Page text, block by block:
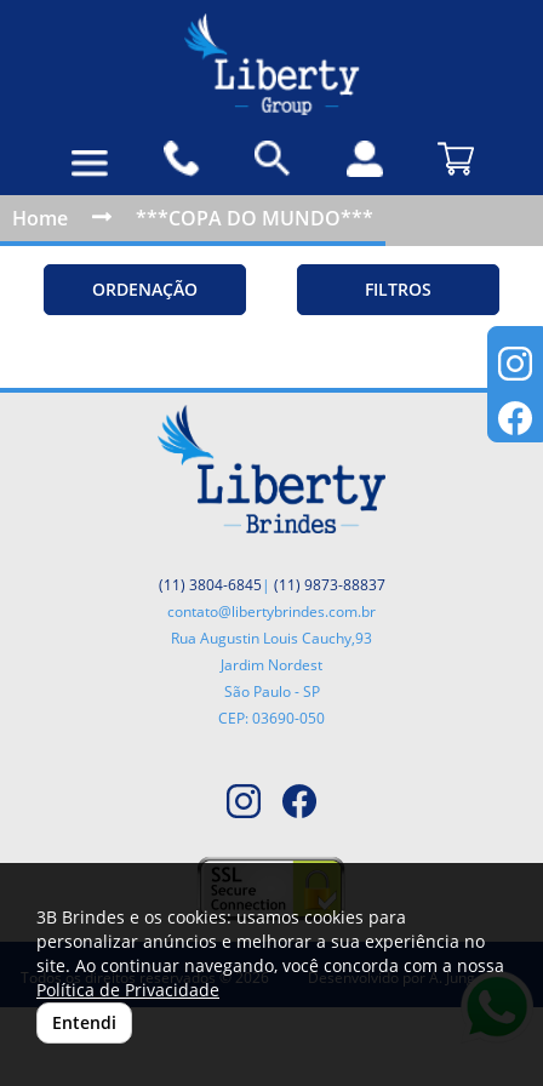
Home ***COPA DO MUNDO***
ORDENAÇÃO FILTROS
(11) 3804-6845| (11) 9873-88837
contato@libertybrindes.com.br
Rua Augustin Louis Cauchy,93
Jardim Nordest
São Paulo - SP
CEP: 03690-050
Todos os direitos reservados © 2026 Desenvolvido porA. Jung
3B Brindes e os cookies: usamos cookies para
personalizar anúncios e melhorar a sua experiência no
site. Ao continuar navegando, você concorda com a nossa
Política de Privacidade
Entendi